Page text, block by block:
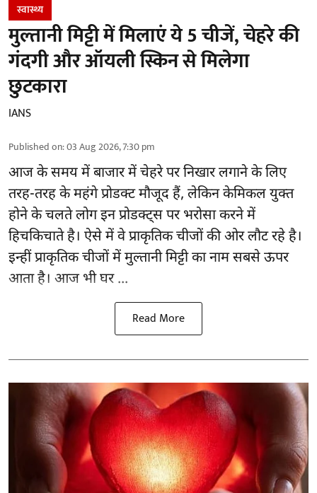
स्वास्थ्य
मुल्तानी मिट्टी में मिलाएं ये 5 चीजें, चेहरे की
गंदगी और ऑयली स्किन से मिलेगा
छुटकारा
IANS
Published on:03 Aug 2026, 7:30 pm
आज के समय में बाजार मेंचेहरे पर निखारलगाने के लिए
तरह-तरह के महंगे प्रोडक्ट मौजूद हैं, लेकिन केमिकल युक्त
होने के चलते लोग इन प्रोडक्ट्स पर भरोसा करने में
हिचकिचाते है। ऐसे में वे प्राकृतिक चीजों की ओर लौट रहे है।
इन्हीं प्राकृतिक चीजों में मुल्तानी मिट्टी का नाम सबसे ऊपर
आता है। आज भी घर ...
Read More